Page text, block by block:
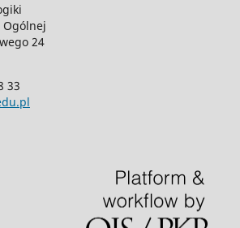
Ogólnej
24
33